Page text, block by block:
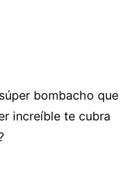
bombacho que
increíble te cubra